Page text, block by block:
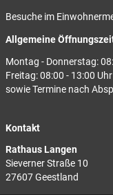
Besuche im
Allgemeine
Montag - Donnerstag:
Freitag: 08:00 - 13:00 Uhr
sowie Termine nach
Kontakt
Rathaus Langen
Sieverner Straße 10
27607 Geestland